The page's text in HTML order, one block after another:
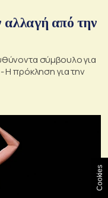
αλλαγή από την
σύμβουλο για
Η πρόκληση για την
Cookies